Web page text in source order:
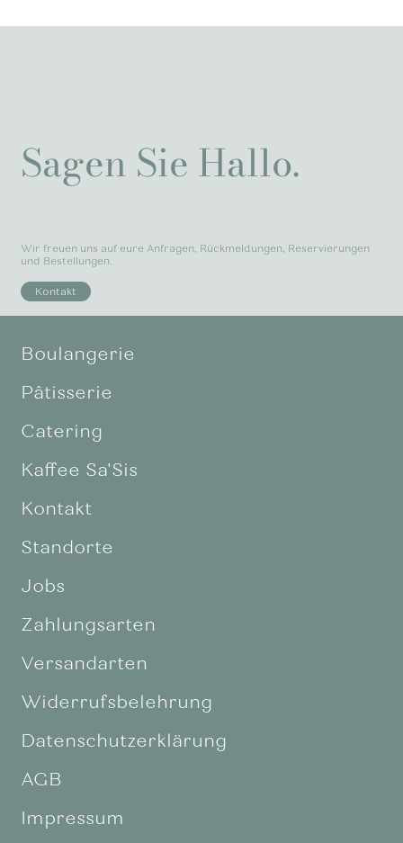
Sagen Sie Hallo.
Wir freuen uns auf eure Anfragen, Rückmeldungen, Reservierungen
und Bestellungen.
Kontakt
Boulangerie
Pâtisserie
Catering
Kaffee Sa'Sis
Kontakt
Standorte
Jobs
Zahlungsarten
Versandarten
Widerrufsbelehrung
Datenschutzerklärung
AGB
Impressum